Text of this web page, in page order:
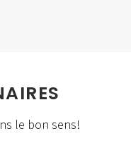
le bon sens!